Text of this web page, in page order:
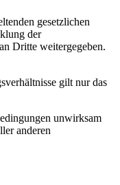
gesetzlichen
der
Dritte weitergegeben.
gilt nur das
unwirksam
anderen